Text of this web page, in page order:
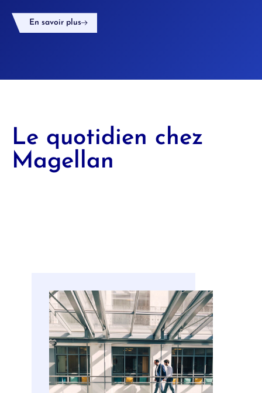
En savoir plus
Le quotidien chez
Magellan